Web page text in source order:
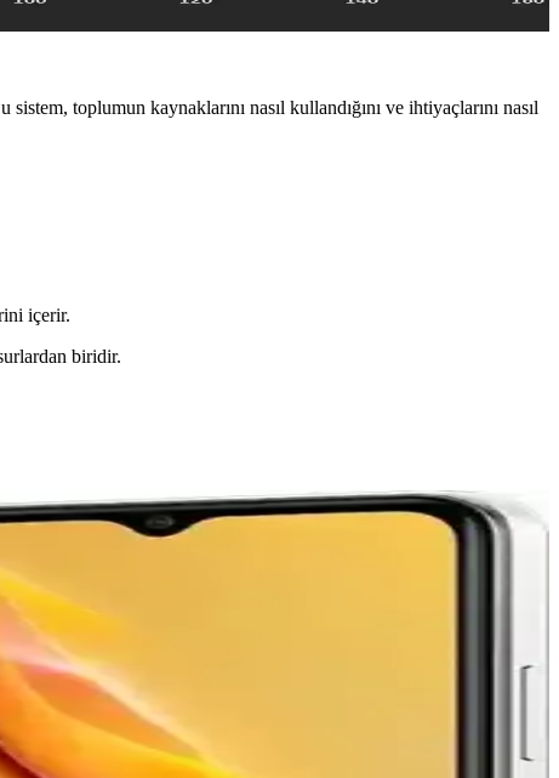
toplumun kaynaklarını nasıl kullandığını ve ihtiyaçlarını nasıl
içerir.
biridir.
edin ve bilinçli yatırım kararları alın.
ve doğal alanlar sunar.
çevre dostu bir akıllı telefon deneyimi sağlar.